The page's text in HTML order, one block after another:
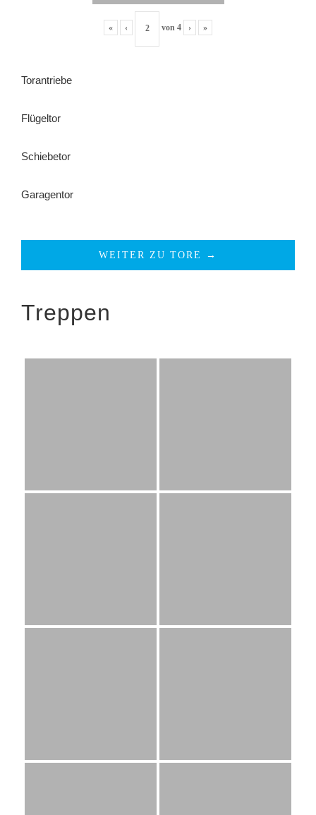
« ‹ von 4 › »
Torantriebe
Flügeltor
Schiebetor
Garagentor
WEITER ZU TORE →
Treppen